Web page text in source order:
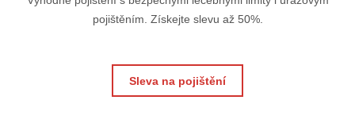
pojištěním. Získejte slevu až 50%.
Sleva na pojištění